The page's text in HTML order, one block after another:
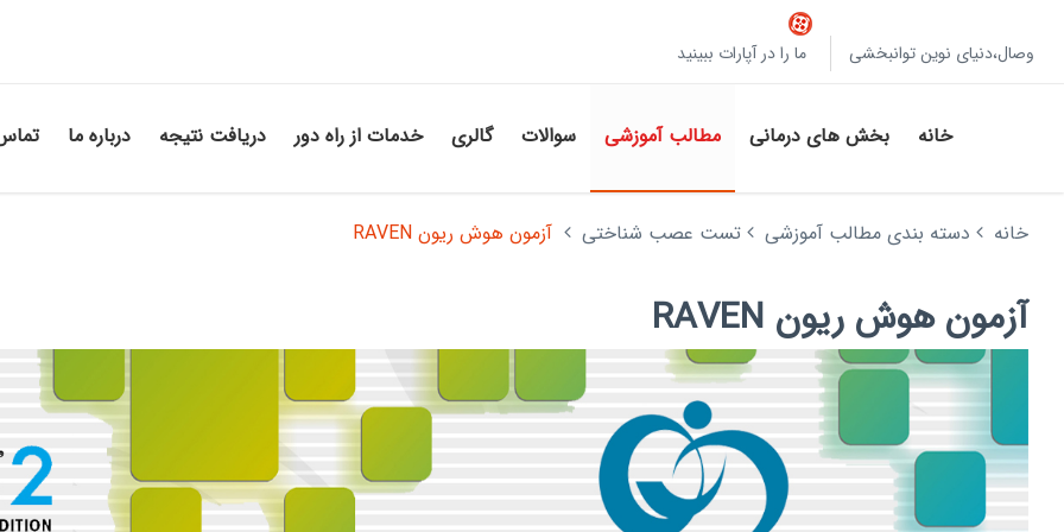
وصال،دنیای نوین توانبخشی ما را در آپارات ببینید
خانه بخش های درمانی مطالب آموزشی سوالات گالری خدمات از راه دور دریافت نتیجه درباره ما
خانه دسته بندی مطالب آموزشی تست عصب شناختی آزمون هوش ریون RAVEN
آزمون هوش ریون RAVEN